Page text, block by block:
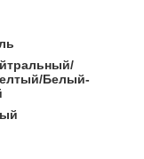
Белый-